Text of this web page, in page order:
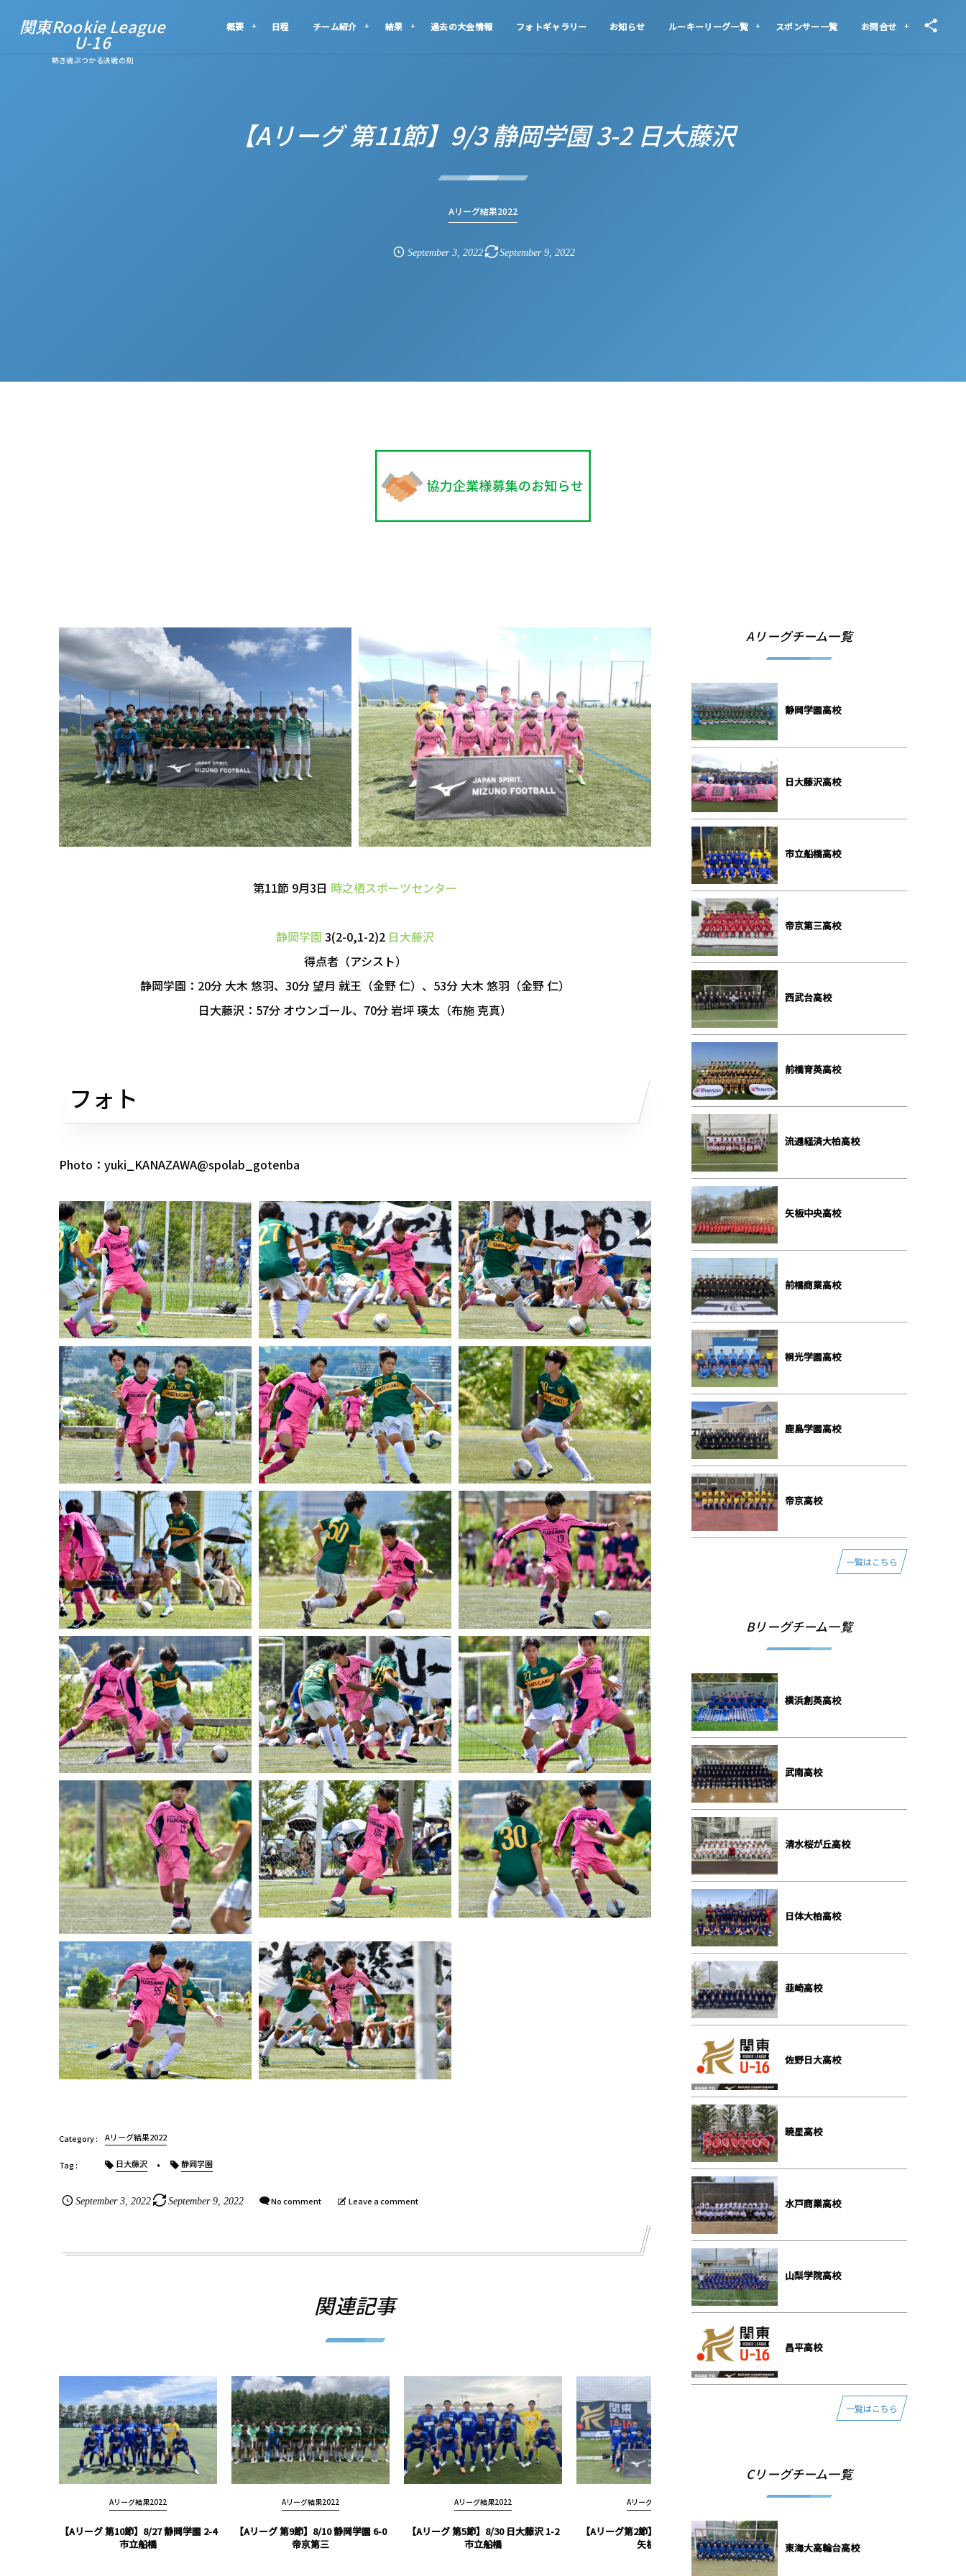
関東Rookie League
U-16
熱き魂ぶつかる決戦の刻
概要 日程 チーム紹介 結果 過去の大会情報 フォトギャラリー お知らせ ルーキーリーグ一覧 スポンサー一覧 お問合せ
【Aリーグ 第11節】9/3 静岡学園 3-2 日大藤沢
Aリーグ結果2022
September 3, 2022 September 9,2022
第11節 9月3日 時之栖スポーツセンター
静岡学園 3(2-0,1-2)2 日大藤沢
得点者（アシスト）
静岡学園：20分 大木 悠羽、30分 望月 就王（金野 仁）、53分 大木 悠羽（金野 仁）
日大藤沢：57分 オウンゴール、70分 岩坪 瑛太（布施 克真）
フォト
Photo：yuki_KANAZAWA@spolab_gotenba
Aリーグ結果2022
日大藤沢 静岡学園
September 3 ,2022 September 9, 2022 No comment Leave a comment
関連記事
Aリーグ結果2022
【Aリーグ 第10節】8/27 静岡学園 2-4
市立船橋
Aリーグ結果2022
【Aリーグ 第9節】8/10 静岡学園 6-0
帝京第三
Aリーグ結果2022
【Aリーグ 第5節】8/30 日大藤沢 1-2
市立船橋
Aリーグ結果2022
【Aリーグ第2節】4/24 市立船橋 2-1
矢板中央
【Aリーグ 第8節】7/17 静岡学園 1-4
西武台
Aリーグチーム一覧
静岡学園⾼校
⽇⼤藤沢⾼校
市⽴船橋⾼校
帝京第三⾼校
⻄武台⾼校
前橋育英⾼校
流通経済⼤柏⾼校
⽮板中央⾼校
前橋商業⾼校
桐光学園⾼校
⿅島学園⾼校
帝京⾼校
一覧はこちら
Bリーグチーム一覧
横浜創英⾼校
武南⾼校
清⽔桜が丘⾼校
⽇体⼤柏⾼校
韮崎⾼校
佐野⽇⼤⾼校
暁星⾼校
⽔⼾商業⾼校
⼭梨学院⾼校
昌平⾼校
一覧はこちら
Cリーグチーム一覧
東海⼤⾼輪台⾼校